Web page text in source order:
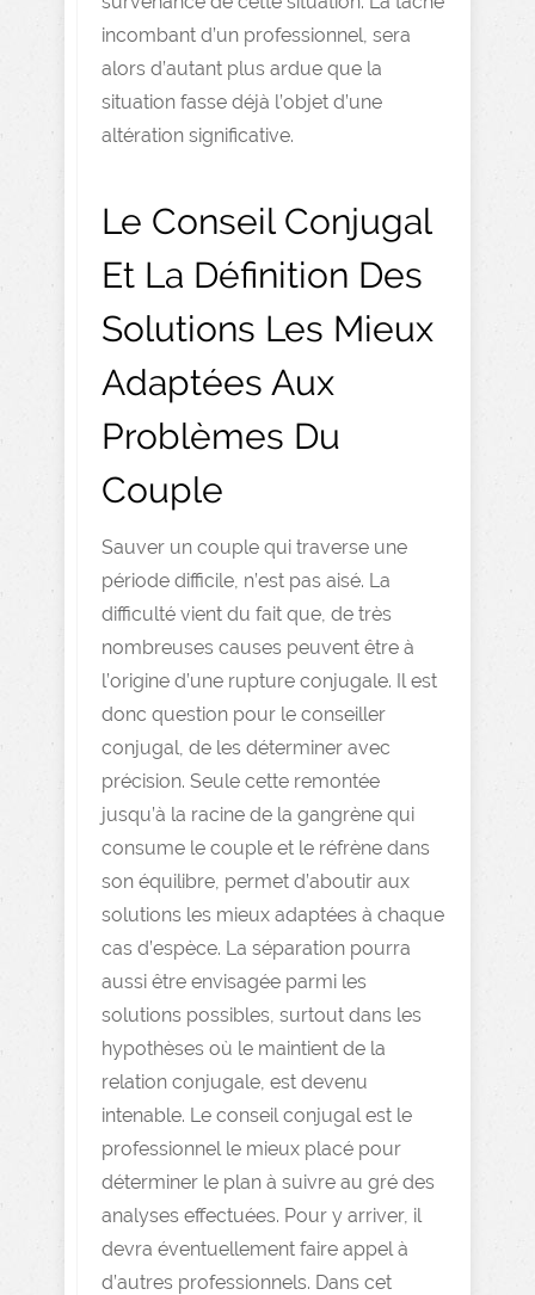
incombant d’un professionnel, sera
alors d’autant plus ardue que la
situation fasse déjà l’objet d’une
altération significative.
Le Conseil Conjugal
Et La Définition Des
Solutions Les Mieux
Adaptées Aux
Problèmes Du
Couple
Sauver un couple qui traverse une
période difficile, n’est pas aisé. La
difficulté vient du fait que, de très
nombreuses causes peuvent être à
l’origine d’une rupture conjugale. Il est
donc question pour le conseiller
conjugal, de les déterminer avec
précision. Seule cette remontée
jusqu’à la racine de la gangrène qui
consume le couple et le réfrène dans
son équilibre, permet d’aboutir aux
solutions les mieux adaptées à chaque
cas d’espèce. La séparation pourra
aussi être envisagée parmi les
solutions possibles, surtout dans les
hypothèses où le maintient de la
relation conjugale, est devenu
intenable. Le conseil conjugal est le
professionnel le mieux placé pour
déterminer le plan à suivre au gré des
analyses effectuées. Pour y arriver, il
devra éventuellement faire appel à
d’autres professionnels. Dans cet